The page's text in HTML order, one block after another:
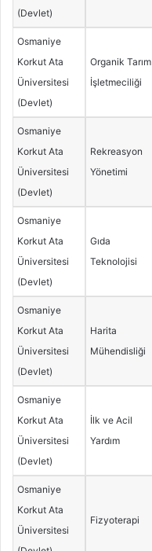
(Devlet)
Osmaniye
Korkut Ata
Üniversitesi
(Devlet)
Organik Tarım
İşletmeciliği
Osmaniye
Korkut Ata
Üniversitesi
(Devlet)
Rekreasyon
Yönetimi
Osmaniye
Korkut Ata
Üniversitesi
(Devlet)
Gıda
Teknolojisi
Osmaniye
Korkut Ata
Üniversitesi
(Devlet)
Harita
Mühendisliği
Osmaniye
Korkut Ata
Üniversitesi
(Devlet)
İlk ve Acil
Yardım
Osmaniye
Korkut Ata
Üniversitesi
Fizyoterapi